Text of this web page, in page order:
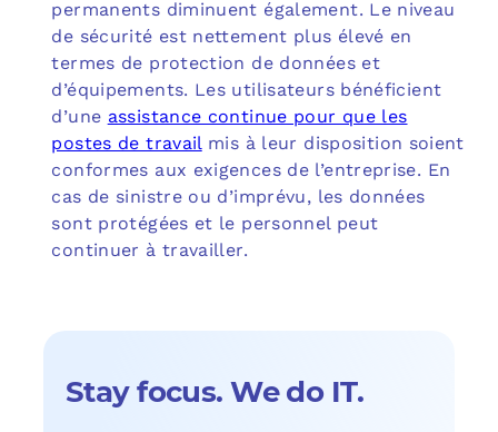
permanents diminuent également. Le niveau
de sécurité est nettement plus élevé en
termes de protection de données et
d’équipements. Les utilisateurs bénéficient
d’une assistance continue pour que les
postes de travailmis à leur disposition soient
conformes aux exigences de l’entreprise. En
cas de sinistre ou d’imprévu, les données
sont protégées et le personnel peut
continuer à travailler.
Stay focus. We do IT.